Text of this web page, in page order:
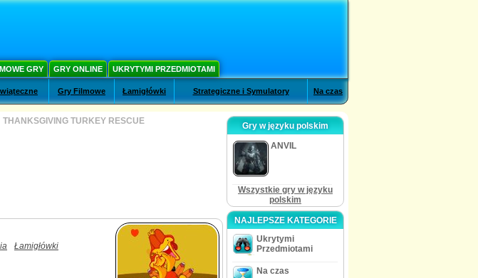
GRY GRY ONLINE UKRYTYMI PRZEDMIOTAMI
Gry Filmowe Łamigłówki Strategiczne i Symulatory Na czas
THANKSGIVING TURKEY RESCUE
Łamigłówki
Gry w języku polskim
ANVIL
Wszystkie gry w języku
polskim
NAJLEPSZE KATEGORIE
Ukrytymi
Przedmiotami
Na czas